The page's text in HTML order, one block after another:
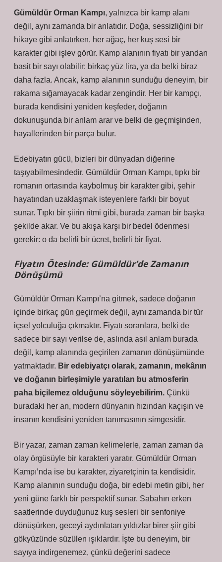
Gümüldür Orman Kampı, yalnızca bir kamp alanı
değil, aynı zamanda bir anlatıdır. Doğa, sessizliğini bir
hikaye gibi anlatırken, her ağaç, her kuş sesi bir
karakter gibi işlev görür. Kamp alanının fiyatı bir yandan
basit bir sayı olabilir: birkaç yüz lira, ya da belki biraz
daha fazla. Ancak, kamp alanının sunduğu deneyim, bir
rakama sığamayacak kadar zengindir. Her bir kampçı,
burada kendisini yeniden keşfeder, doğanın
dokunuşunda bir anlam arar ve belki de geçmişinden,
hayallerinden bir parça bulur.
Edebiyatın gücü, bizleri bir dünyadan diğerine
taşıyabilmesindedir. Gümüldür Orman Kampı, tıpkı bir
romanın ortasında kaybolmuş bir karakter gibi, şehir
hayatından uzaklaşmak isteyenlere farklı bir boyut
sunar. Tıpkı bir şiirin ritmi gibi, burada zaman bir başka
şekilde akar. Ve bu akışa karşı bir bedel ödenmesi
gerekir: o da belirli bir ücret, belirli bir fiyat.
Fiyatın Ötesinde: Gümüldür’de Zamanın
Dönüşümü
Gümüldür Orman Kampı’na gitmek, sadece doğanın
içinde birkaç gün geçirmek değil, aynı zamanda bir tür
içsel yolculuğa çıkmaktır. Fiyatı soranlara, belki de
sadece bir sayı verilse de, aslında asıl anlam burada
değil, kamp alanında geçirilen zamanın dönüşümünde
yatmaktadır. Bir edebiyatçı olarak, zamanın, mekânın
ve doğanın birleşimiyle yaratılan bu atmosferin
paha biçilemez olduğunu söyleyebilirim. Çünkü
buradaki her an, modern dünyanın hızından kaçışın ve
insanın kendisini yeniden tanımasının simgesidir.
Bir yazar, zaman zaman kelimelerle, zaman zaman da
olay örgüsüyle bir karakteri yaratır. Gümüldür Orman
Kampı’nda ise bu karakter, ziyaretçinin ta kendisidir.
Kamp alanının sunduğu doğa, bir edebi metin gibi, her
yeni güne farklı bir perspektif sunar. Sabahın erken
saatlerinde duyduğunuz kuş sesleri bir senfoniye
dönüşürken, geceyi aydınlatan yıldızlar birer şiir gibi
gökyüzünde süzülen ışıklardır. İşte bu deneyim, bir
sayıya indirgenemez, çünkü değerini sadece